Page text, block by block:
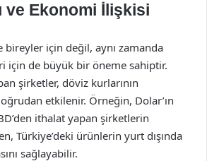
ve Ekonomi İlişkisi
bireyler için değil, aynı zamanda
için de büyük bir öneme sahiptir.
şirketler, döviz kurlarının
etkilenir. Örneğin, Dolar’ın
ithalat yapan şirketlerin
Türkiye’deki ürünlerin yurt dışında
sağlayabilir.